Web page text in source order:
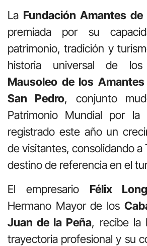
La Fundación Amantes de
premiada por su
patrimonio, tradición y
historia universal de
Mausoleo de los Amantes
San Pedro, conjunto
Patrimonio Mundial por la
registrado este año un
de visitantes, consolidando a
destino de referencia en el
El empresario Félix
Hermano Mayor de los
Juan de la Peña, recibe la
trayectoria profesional y su